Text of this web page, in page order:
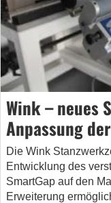
Wink – neues
Anpassung
Die Wink
Entwicklung des
SmartGap auf den
Erweiterung